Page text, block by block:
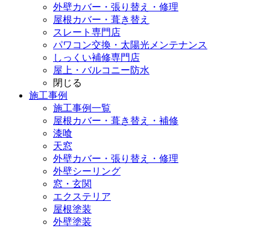
外壁カバー・張り替え・修理
屋根カバー・葺き替え
スレート専門店
パワコン交換・太陽光メンテナンス
しっくい補修専門店
屋上・バルコニー防水
閉じる
施工事例
施工事例一覧
屋根カバー・葺き替え・補修
漆喰
天窓
外壁カバー・張り替え・修理
外壁シーリング
窓・玄関
エクステリア
屋根塗装
外壁塗装